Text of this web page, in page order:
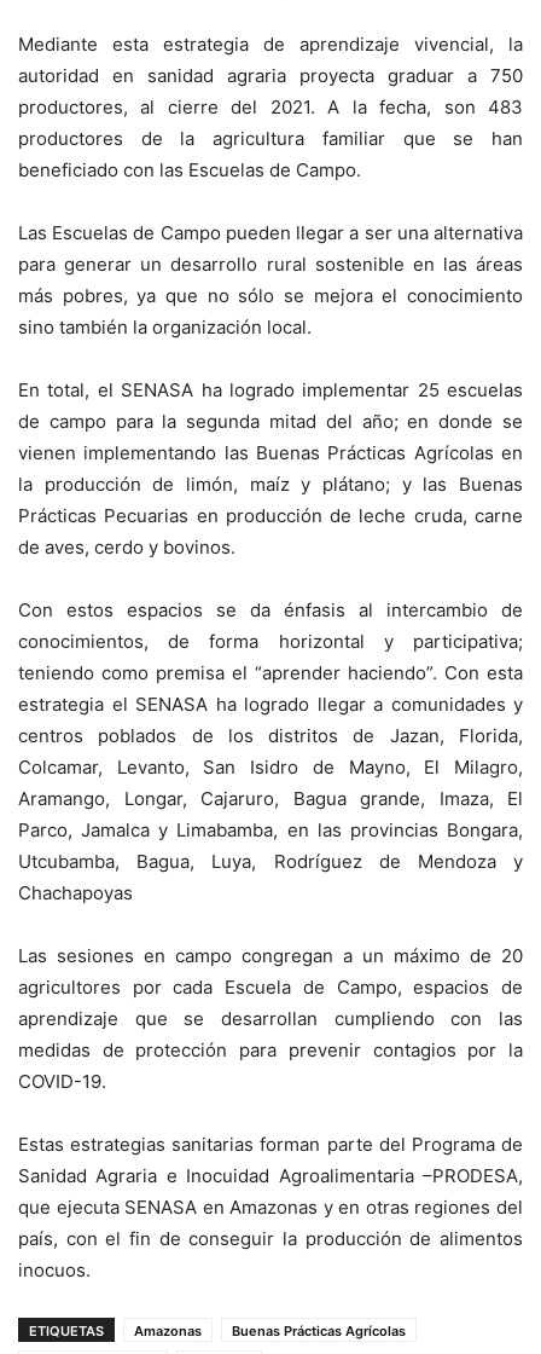
Mediante esta estrategia de aprendizaje vivencial, la
autoridad en sanidad agraria proyecta graduar a 750
productores, al cierre del 2021. A la fecha, son 483
productores de la agricultura familiar que se han
beneficiado con las Escuelas de Campo.
Las Escuelas de Campo pueden llegar a ser una alternativa
para generar un desarrollo rural sostenible en las áreas
más pobres, ya que no sólo se mejora el conocimiento
sino también la organización local.
En total, el SENASA ha logrado implementar 25 escuelas
de campo para la segunda mitad del año; en donde se
vienen implementando las Buenas Prácticas Agrícolas en
la producción de limón, maíz y plátano; y las Buenas
Prácticas Pecuarias en producción de leche cruda, carne
de aves, cerdo y bovinos.
Con estos espacios se da énfasis al intercambio de
conocimientos, de forma horizontal y participativa;
teniendo como premisa el “aprender haciendo”. Con esta
estrategia el SENASA ha logrado llegar a comunidades y
centros poblados de los distritos de Jazan, Florida,
Colcamar, Levanto, San Isidro de Mayno, El Milagro,
Aramango, Longar, Cajaruro, Bagua grande, Imaza, El
Parco, Jamalca y Limabamba, en las provincias Bongara,
Utcubamba, Bagua, Luya, Rodríguez de Mendoza y
Chachapoyas
Las sesiones en campo congregan a un máximo de 20
agricultores por cada Escuela de Campo, espacios de
aprendizaje que se desarrollan cumpliendo con las
medidas de protección para prevenir contagios por la
COVID-19.
Estas estrategias sanitarias forman parte del Programa de
Sanidad Agraria e Inocuidad Agroalimentaria –PRODESA,
que ejecuta SENASA en Amazonas y en otras regiones del
país, con el fin de conseguir la producción de alimentos
inocuos.
ETIQUETAS Amazonas
Buenas Prácticas Agrícolas